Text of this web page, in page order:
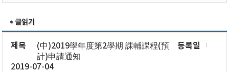
제목
(中)2019學年度第2學期 課輔課程(預
計)申請通知
등록일
2019-07-04